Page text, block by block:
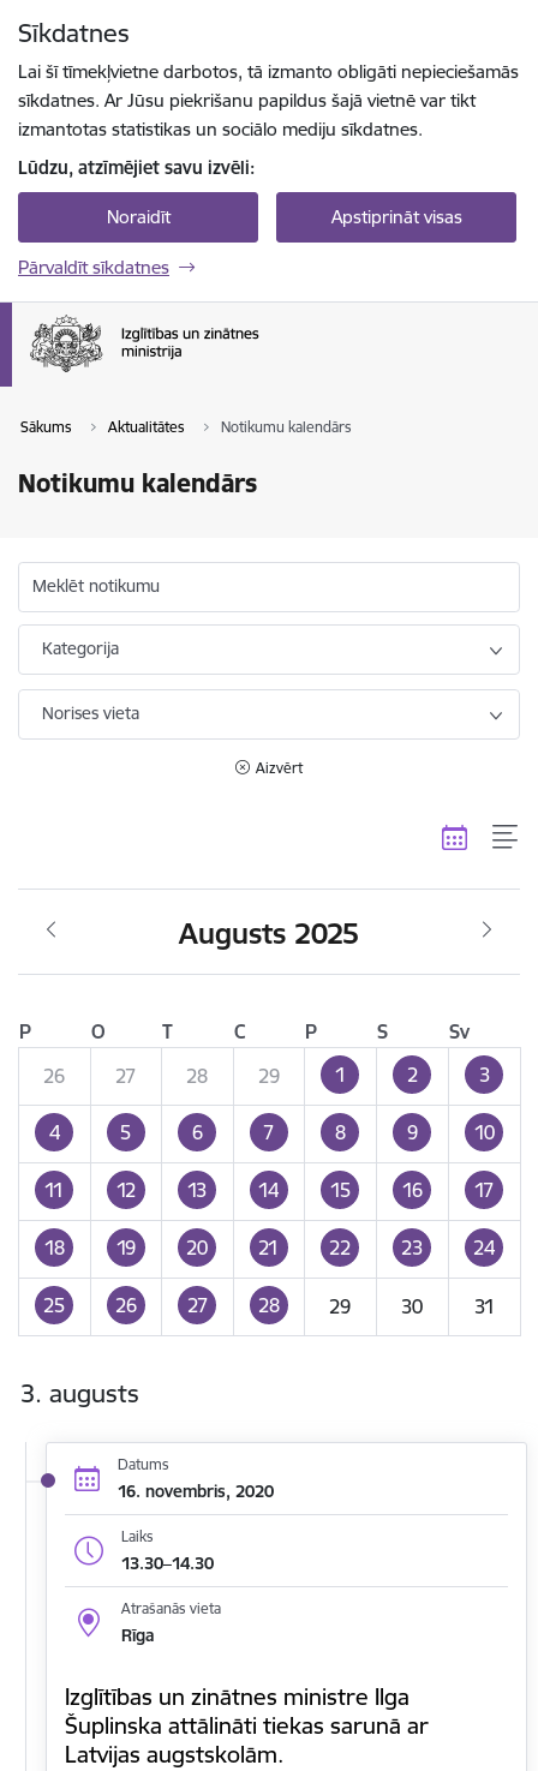
Sīkdatnes
Lai šī tīmekļvietne darbotos, tā izmanto obligāti nepieciešamās
sīkdatnes. Ar Jūsu piekrišanu papildus šajā vietnē var tikt
izmantotas statistikas un sociālo mediju sīkdatnes.
Lūdzu, atzīmējiet savu izvēli:
Noraidīt Apstiprināt visas
Pārvaldīt sīkdatnes
Sākums Aktualitātes Notikumu kalendārs
Notikumu kalendārs
Meklēt notikumu
Kategorija
Norises vieta
Aizvērt
Augusts 2025
P O T C P S
Sv
26
27 28 29 1 2 3
4 5 6 7 8 9 10
11 12 13 14 15 16 17
18 19 20 21 22 23 24
25 26 27 28 29 30 31
3. augusts
Datums
16. novembris, 2020
Laiks
13.30–14.30
Atrašanās vieta
Rīga
Izglītības un zinātnes ministre Ilga
Šuplinska attālināti tiekas sarunā ar
Latvijas augstskolām.